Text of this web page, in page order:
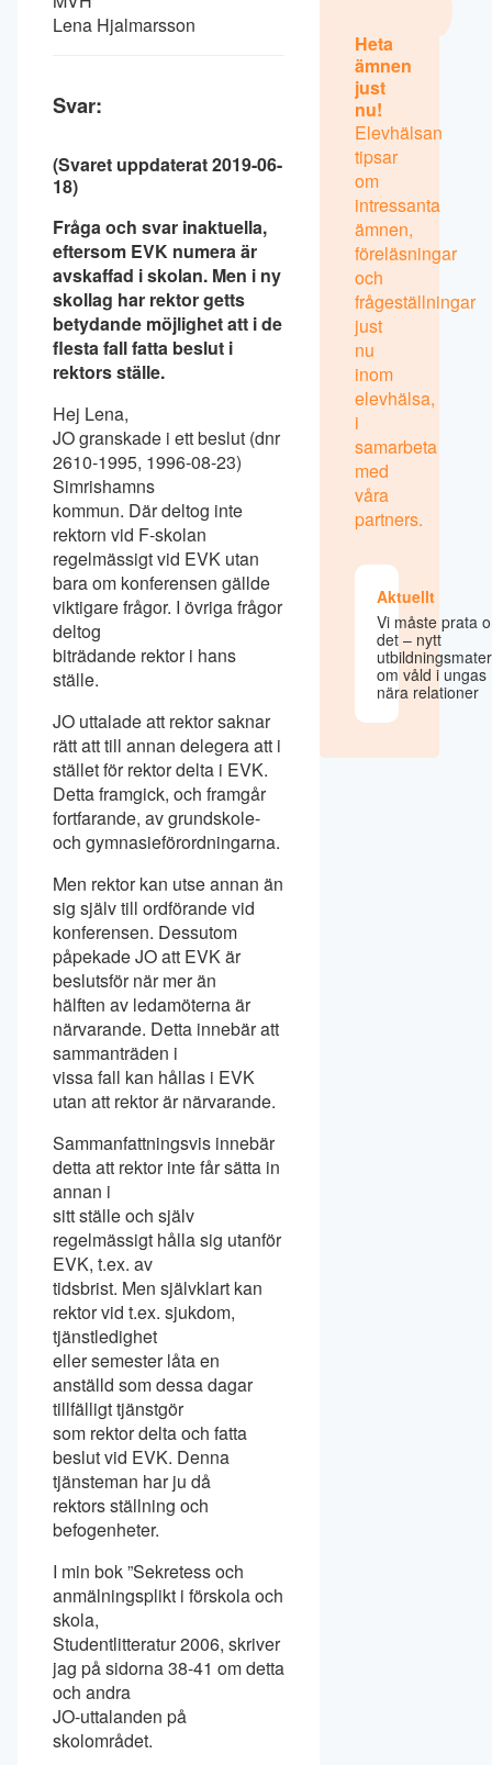
Lena Hjalmarsson
Svar:
(Svaret uppdaterat 2019-06-
18)
Fråga och svar inaktuella,
eftersom EVK numera är
avskaffad i skolan. Men i ny
skollag har rektor getts
betydande möjlighet att i de
flesta fall fatta beslut i
rektors ställe.
Hej Lena,
JO granskade i ett beslut (dnr
2610-1995, 1996-08-23)
Simrishamns
kommun. Där deltog inte
rektorn vid F-skolan
regelmässigt vid EVK utan
bara om konferensen gällde
viktigare frågor. I övriga frågor
deltog
biträdande rektor i hans
ställe.
JO uttalade att rektor saknar
rätt att till annan delegera att i
stället för rektor delta i EVK.
Detta framgick, och framgår
fortfarande, av grundskole-
och gymnasieförordningarna.
Men rektor kan utse annan än
sig själv till ordförande vid
konferensen. Dessutom
påpekade JO att EVK är
beslutsför när mer än
hälften av ledamöterna är
närvarande. Detta innebär att
sammanträden i
vissa fall kan hållas i EVK
utan att rektor är närvarande.
Sammanfattningsvis innebär
detta att rektor inte får sätta in
annan i
sitt ställe och själv
regelmässigt hålla sig utanför
EVK, t.ex. av
tidsbrist. Men självklart kan
rektor vid t.ex. sjukdom,
tjänstledighet
eller semester låta en
anställd som dessa dagar
tillfälligt tjänstgör
som rektor delta och fatta
beslut vid EVK. Denna
tjänsteman har ju då
rektors ställning och
befogenheter.
I min bok ”Sekretess och
anmälningsplikt i förskola och
skola,
Studentlitteratur 2006, skriver
jag på sidorna 38-41 om detta
och andra
JO-uttalanden på
skolområdet.
Heta
ämnen
just
nu!
Elevhälsan
tipsar
om
intressanta
ämnen,
föreläsningar
och
frågeställningar
just
nu
inom
elevhälsa,
i
samarbeta
med
våra
partners.
Aktuellt
Vi måste prata
det – nytt
om våld i ungas
nära relationer